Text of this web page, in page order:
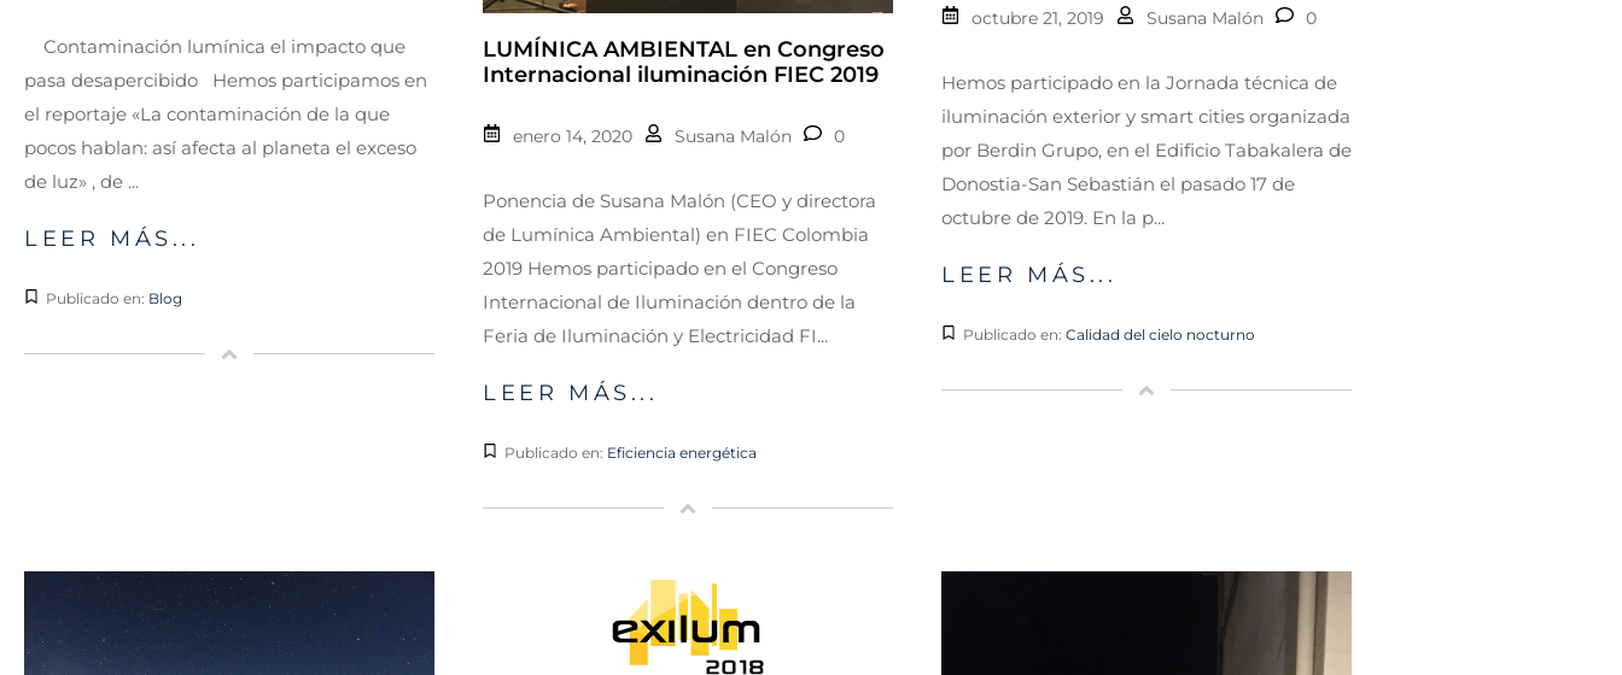
Contaminación lumínica el impacto que
pasa desapercibido Hemos participamos en
el reportaje «La contaminación de la que
pocos hablan: así afecta al planeta el exceso
de luz» , de ...
LEER MÁS...
Publicado en: Blog
LUMÍNICA AMBIENTAL en Congreso
Internacional iluminación FIEC 2019
enero 14, 2020 Susana Malón 0
Ponencia de Susana Malón (CEO y directora
de Lumínica Ambiental) en FIEC Colombia
2019 Hemos participado en el Congreso
Internacional de Iluminación dentro de la
Feria de Iluminación y Electricidad FI...
LEER MÁS...
Publicado en: Eficiencia energética
octubre 21, 2019 Susana Malón 0
Hemos participado en la Jornada técnica de
iluminación exterior y smart cities organizada
por Berdin Grupo, en el Edificio Tabakalera de
Donostia-San Sebastián el pasado 17 de
octubre de 2019. En la p...
LEER MÁS...
Publicado en: Calidad del cielo nocturno